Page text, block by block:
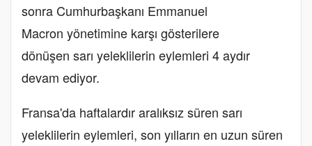
sonra Cumhurbaşkanı Emmanuel
Macron yönetimine karşı gösterilere
dönüşen sarı yeleklilerin eylemleri 4 aydır
devam ediyor.
Fransa'da haftalardır aralıksız süren sarı
yeleklilerin eylemleri, son yılların en uzun süren